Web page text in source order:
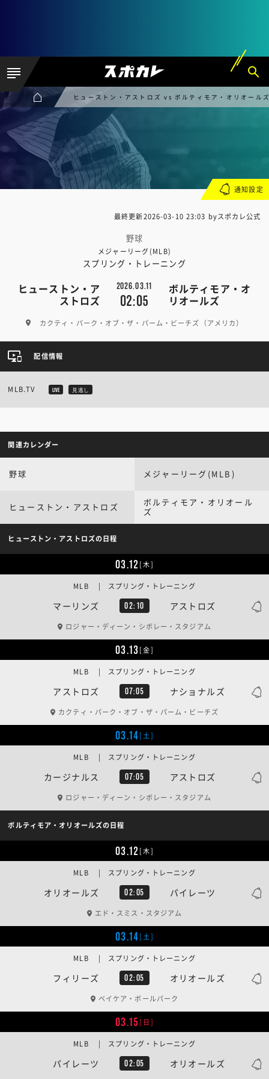
ヒューストン・アストロズ vs ボルティモア・オリオール
最終更新2026-03-10 23:03 byスポカレ公式
野球
メジャーリーグ(MLB)
スプリング・トレーニング
ヒューストン・ア
ストロズ
2026.03.11
02:05
ボルティモア・オ
リオールズ
カクティ・パーク・オブ・ザ・パーム・ビーチズ（アメリカ）
通知設定
配信情報
MLB.TV LIVE 見逃し
関連カレンダー
野球 メジャーリーグ(MLB)
ヒューストン・アストロズ
ボルティモア・オリオール
ズ
ヒューストン・アストロズの日程
03.12[木]
マーリンズ 02:10 アストロズ
MLB | スプリング・トレーニング
ロジャー・ディーン・シボレー・スタジアム
03.13[金]
アストロズ 07:05 ナショナルズ
MLB | スプリング・トレーニング
カクティ・パーク・オブ・ザ・パーム・ビーチズ
03.14[土]
カージナルス 07:05 アストロズ
MLB | スプリング・トレーニング
ロジャー・ディーン・シボレー・スタジアム
ボルティモア・オリオールズの日程
03.12[木]
オリオールズ 02:05 パイレーツ
MLB | スプリング・トレーニング
エド・スミス・スタジアム
03.14[土]
フィリーズ 02:05 オリオールズ
MLB | スプリング・トレーニング
ベイケア・ボールパーク
03.15[日]
パイレーツ 02:05 オリオールズ
MLB | スプリング・トレーニング